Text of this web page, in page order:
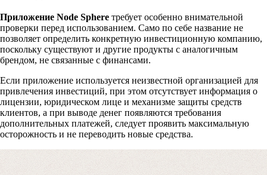
Получите бесплатную консультацию по
средств
Форма для пострадавших инвесторов
Приложение Node Sphere требует особенно внимательной
проверки перед использованием. Само по себе название не
позволяет определить конкретную инвестиционную компанию,
поскольку существуют и другие продукты с аналогичным
брендом, не связанные с финансами.
Если приложение используется неизвестной организацией для
привлечения инвестиций, при этом отсутствует информация о
лицензии, юридическом лице и механизме защиты средств
клиентов, а при выводе денег появляются требования
дополнительных платежей, следует проявить максимальную
осторожность и не переводить новые средства.